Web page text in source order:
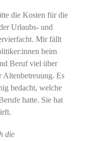
die Kosten für die
Urlaubs- und
Mir fällt
beim
Beruf viel über
Altenbetreuung. Es
bedacht, welche
hatte. Sie hat
die